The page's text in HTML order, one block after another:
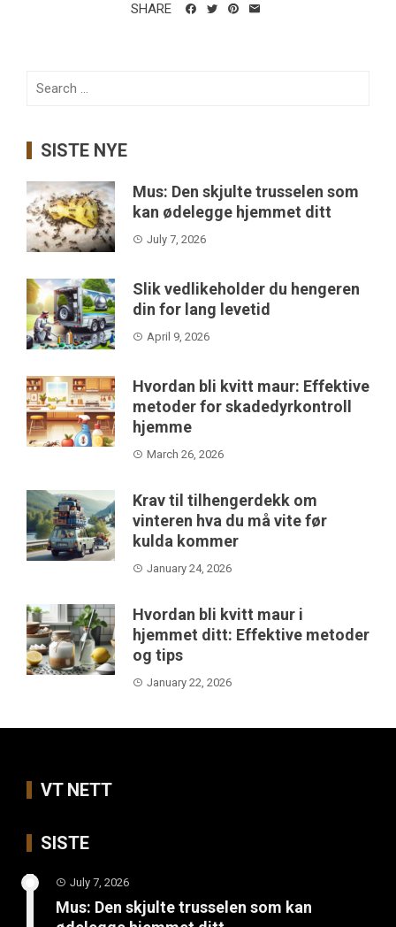
SHARE
Search
SISTE NYE
Mus: Den skjulte trusselen som
kan ødelegge hjemmet ditt
July 7, 2026
Slik vedlikeholder du hengeren
din for lang levetid
April 9, 2026
Hvordan bli kvitt maur: Effektive
metoder for skadedyrkontroll
hjemme
March 26, 2026
Krav til tilhengerdekk om
vinteren hva du må vite før
kulda kommer
January 24, 2026
Hvordan bli kvitt maur i
hjemmet ditt: Effektive metoder
og tips
January 22, 2026
VT NETT
SISTE
July 7, 2026
Mus: Den skjulte trusselen som kan